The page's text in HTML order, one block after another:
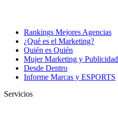
Rankings Mejores Agencias
¿Qué es el Marketing?
Quién es Quién
Mujer Marketing y Publicidad
Desde Dentro
Informe Marcas y ESPORTS
Servicios